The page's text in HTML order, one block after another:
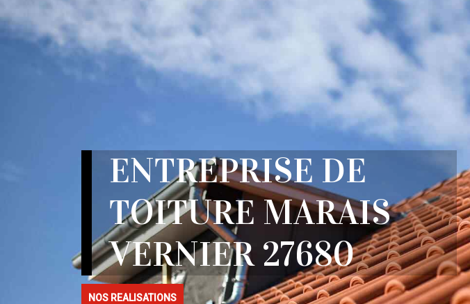
ENTREPRISE DE
TOITURE MARAIS
VERNIER 27680
NOS REALISATIONS